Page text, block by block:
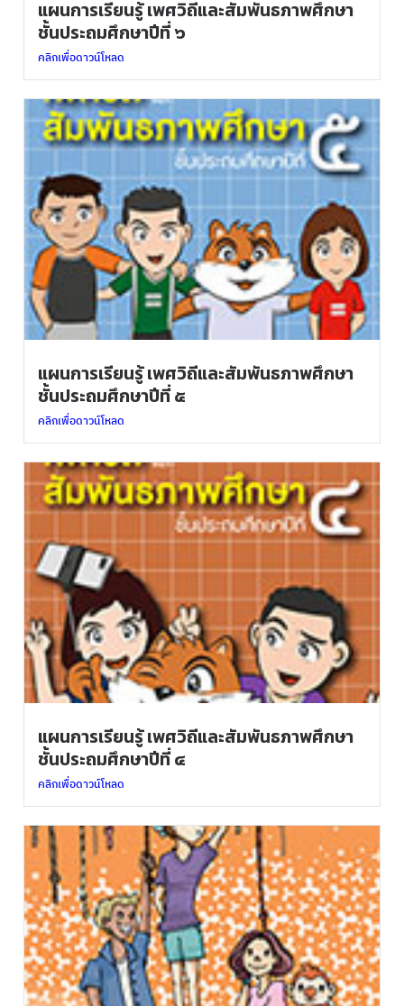
แผนการเรียนรู้ เพศวิถีและสัมพันธภาพศึกษา
ชั้นประถมศึกษาปีที่ ๖
คลิกเพื่อดาวน์โหลด
แผนการเรียนรู้ เพศวิถีและสัมพันธภาพศึกษา
ชั้นประถมศึกษาปีที่ ๕
คลิกเพื่อดาวน์โหลด
แผนการเรียนรู้ เพศวิถีและสัมพันธภาพศึกษา
ชั้นประถมศึกษาปีที่ ๔
คลิกเพื่อดาวน์โหลด